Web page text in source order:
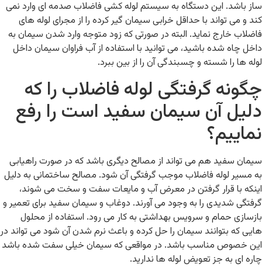
ساز باشد. این دستگاه به سیستم لوله کشی فاضلاب صدمه ای وارد نمی
کند و می تواند با حداقل خرابی سیمان گیر کرده را از مجرای لوله های
فاضلاب خارج نماید. البته در صورتی که زود متوجه وارد شدن سیمان به
داخل چاه شده باشید، می توانید با استفاده از آب فراوان سیمان داخل
لوله ها را شسته و چسبندگی آن را از بین ببرد.
چگونه گرفتگی لوله فاضلاب را که
دلیل آن سیمان سفید است را رفع
نماییم؟
سیمان سفید هم می تواند از مصالح دیگری باشد که در صورت راهیابی
به مسیر لوله فاضلاب موجب گرفتگی آن شود. مصالح ساختمانی به دلیل
اینکه با قرار گرفتن در معرض آب و مایعات سفت و سخت می شوند،
گرفتگی شدیدی را به وجود می آورند. دوغاب و سیمان سفید برای تعمیر و
بازسازی حمام و سرویس بهداشتی به کار می رود. استفاده از محلول
هایی که بتوانند سیمان را حل کرده و باعث نرم شدن آن شود می تواند در
این خصوص مناسب باشد. در مواقعی که سیمان خیلی سفت شده باشد
چاره ای به جز تعویض لوله ها ندارید.